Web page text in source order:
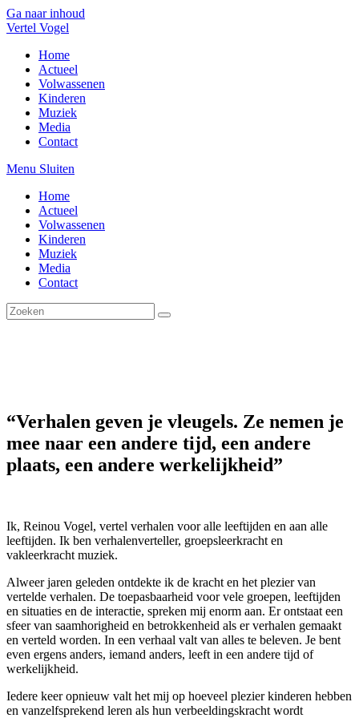
Ga naar inhoud
Vertel Vogel
Home
Actueel
Volwassenen
Kinderen
Muziek
Media
Contact
Menu Sluiten
Home
Actueel
Volwassenen
Kinderen
Muziek
Media
Contact
“Verhalen geven je vleugels. Ze nemen je
mee naar een andere tijd, een andere
plaats, een andere werkelijkheid”
Ik, Reinou Vogel, vertel verhalen voor alle leeftijden en aan alle
leeftijden. Ik ben verhalenverteller, groepsleerkracht en
vakleerkracht muziek.
Alweer jaren geleden ontdekte ik de kracht en het plezier van
vertelde verhalen. De toepasbaarheid voor vele groepen, leeftijden
en situaties en de interactie, spreken mij enorm aan. Er ontstaat een
sfeer van saamhorigheid en betrokkenheid als er verhalen gemaakt
en verteld worden. In een verhaal valt van alles te beleven. Je bent
even ergens anders, iemand anders, leeft in een andere tijd of
werkelijkheid.
Iedere keer opnieuw valt het mij op hoeveel plezier kinderen hebben
en vanzelfsprekend leren als hun verbeeldingskracht wordt